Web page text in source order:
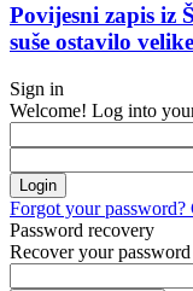
Povijesni zapis iz
suše ostavilo
Sign in
Welcome! Log into
Forgot your password?
Password recovery
Recover your password